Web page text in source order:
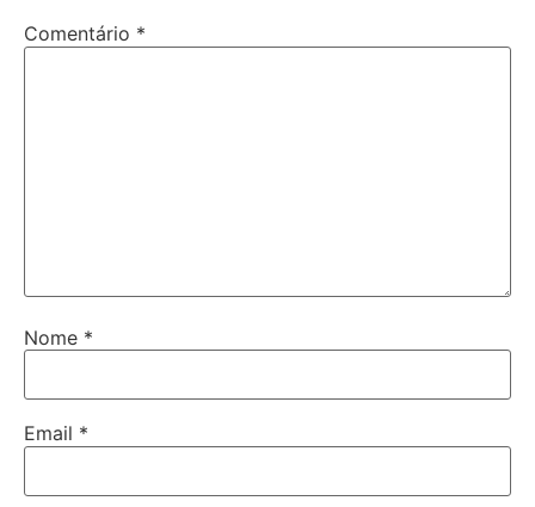
Comentário *
Nome *
Email *